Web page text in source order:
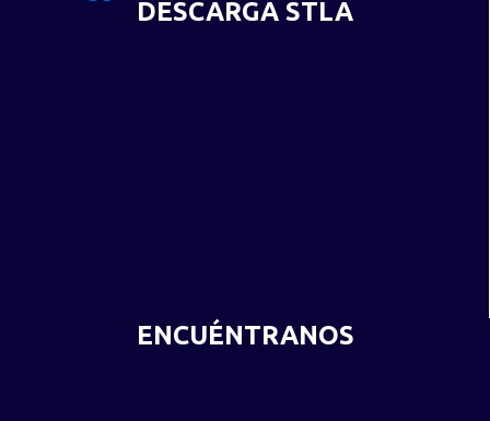
DESCARGA STLA
ENCUÉNTRANOS